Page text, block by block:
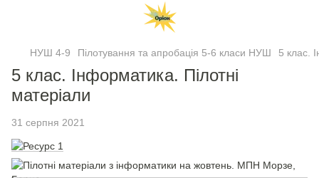
НУШ 4-9 Пілотування та апробація 5-6 класи НУШ 5 клас.
5 клас. Інформатика. Пілотні
матеріали
31 серпня 2021